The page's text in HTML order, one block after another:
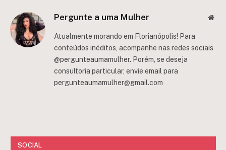
Pergunte a uma Mulher
Atualmente morando em Florianópolis! Para
conteúdos inéditos, acompanhe nas redes sociais
@pergunteaumamulher. Porém, se deseja
consultoria particular, envie email para
pergunteaumamulher@gmail.com
SOCIAL